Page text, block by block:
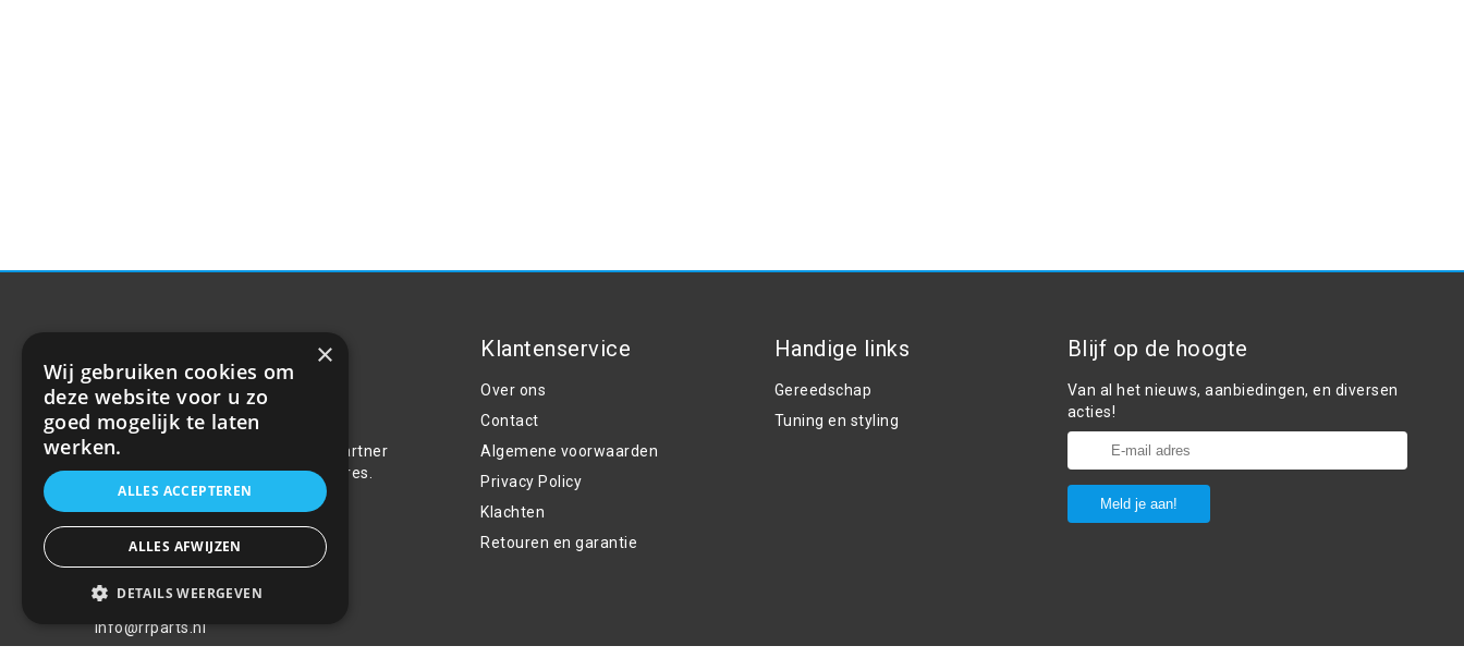
Over ons
Welkom bij R&R Parts Automotive, uw partner
voor de aanschaf van alle auto accessoires.
Wij doen er alles aan de beste selectie,
service & prijs te bieden.
Contact
+31(0)85 486 83 17
info@rrparts.nl
Klantenservice
Over ons
Contact
Algemene voorwaarden
Privacy Policy
Klachten
Retouren en garantie
Handige links
Gereedschap
Tuning en styling
Blijf op de hoogte
Van al het nieuws, aanbiedingen, en diversen
acties!
×
Wij gebruiken cookies om
deze website voor u zo
goed mogelijk te laten
werken.
ALLES ACCEPTEREN
ALLES AFWIJZEN
DETAILS WEERGEVEN